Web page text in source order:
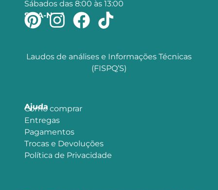
Sábados das 8:00 às 13:00
SIGA-NOS
Laudos de análises e Informações Técnicas
(FISPQ’S)
Ajuda
Como comprar
Entregas
Pagamentos
Trocas e Devoluções
Política de Privacidade